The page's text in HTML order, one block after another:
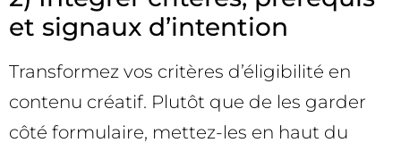
et signaux d’intention
Transformez vos critères d’éligibilité en
contenu créatif. Plutôt que de les garder
côté formulaire, mettez-les en haut du